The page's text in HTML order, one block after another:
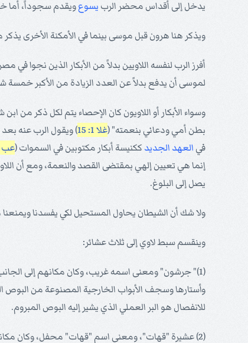
يدخل إلى أقداس محضر الرب يسوعويقدم سجوداً، أما
ويذكر هنا هرون قبل موسى بينما في الأمكنة الأخرى
لموسى أن يدفع بدلاً عن العدد الزيادة من الأكبر خمسة
وسواء الأبكار أو اللاويون كان الإحصاء يتم لكل ذكر من
بطن أمي ودعاني بنعمته" (غلا 1: 15 ) ويقول الرب عنه بعد
في العهد الجديد ككنيسة أبكار مكتوبين في السموات (عب 12: 23
إنما هي تعيين إلهي بمقتضى القصد والنعمة، ومع أن
يصل إلى البلوغ.
ولا شك أن الشيطان يحاول المستحيل لكي يفسدنا
وينقسم سبط لاوي إلى ثلاث عشائر:
(1)" جرشون" ومعنى اسمه غريب، وكان مكانهم إلى
وأستارها وسجف الأبواب الخارجية المصنوعة من البوص
للانفصال هو البر العملي الذي يشير إليه البوص المبروم.
(2) عشيرة "قهات"، ومعنى اسم "قهات" محفل، وكان